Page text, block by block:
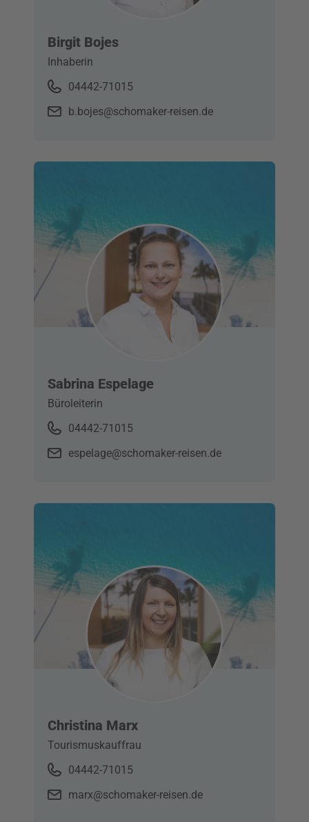
Birgit Bojes
Inhaberin
04442-71015
b.bojes@schomaker-reisen.de
Sabrina Espelage
Büroleiterin
04442-71015
espelage@schomaker-reisen.de
Christina Marx
Tourismuskauffrau
04442-71015
marx@schomaker-reisen.de